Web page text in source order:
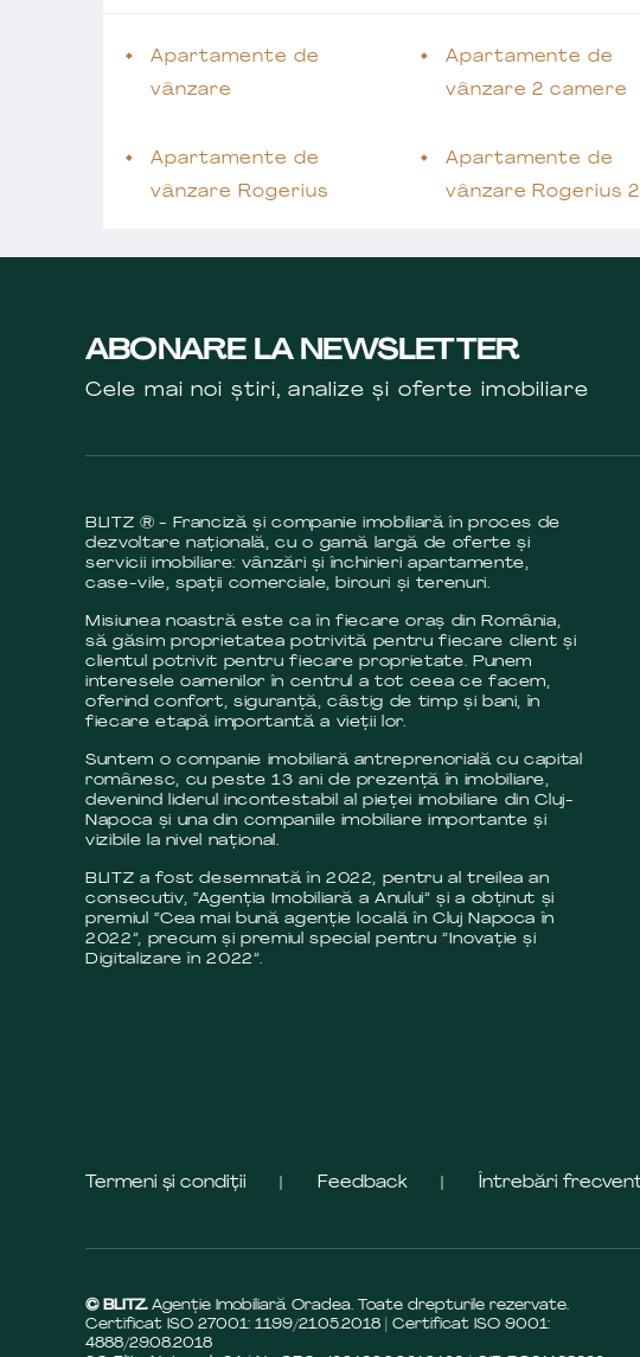
Apartamente de
vânzare
Apartamente de
vânzare Rogerius
Apartamente de
vânzare 2 camere
Apartamente de
vânzare Rogerius 2
ABONARE LA NEWSLETTER
Cele mai noi știri, analize și oferte imobiliare
BLITZ ® - Franciză și companie imobiliară în proces de
dezvoltare națională, cu o gamă largă de oferte și
servicii imobiliare: vânzări și închirieri apartamente,
case-vile, spații comerciale, birouri și terenuri.
Misiunea noastră este ca în fiecare oraș din România,
să găsim proprietatea potrivită pentru fiecare client și
clientul potrivit pentru fiecare proprietate. Punem
interesele oamenilor în centrul a tot ceea ce facem,
oferind confort, siguranță, câstig de timp și bani, în
fiecare etapă importantă a vieții lor.
Suntem o companie imobiliară antreprenorială cu capital
românesc, cu peste 13 ani de prezență în imobiliare,
devenind liderul incontestabil al pieței imobiliare din Cluj-
Napoca și una din companiile imobiliare importante și
vizibile la nivel național.
BLITZ a fost desemnată în 2022, pentru al treilea an
consecutiv, “Agenția Imobiliară a Anului” și a obținut și
premiul “Cea mai bună agenție locală în Cluj Napoca în
2022”, precum și premiul special pentru ”Inovație și
Digitalizare în 2022”.
Termeni și condiții Feedback Întrebări
© BLITZ. Agenție Imobiliară Oradea. Toate drepturile rezervate.
Certificat ISO 27001: 1199/21.05.2018 | Certificat ISO 9001:
4888/29.08.2018